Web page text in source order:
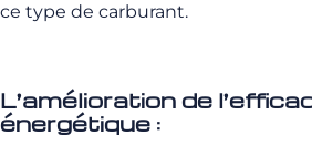
ce type de carburant.
L’amélioration de
énergétique :